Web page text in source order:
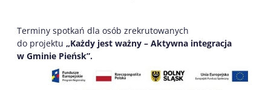
Terminy spotkań dla osób zrekrutowanych
do projektu „Każdy jest ważny – Aktywna integracja
w Gminie Pieńsk”.